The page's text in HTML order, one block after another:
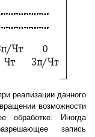
реализации данного
возможности
обработке. Иногда
запись